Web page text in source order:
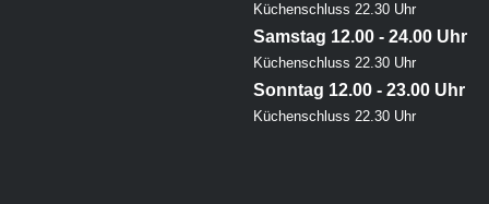
Küchenschluss 22.30 Uhr
Samstag 12.00 - 24.00 Uhr
Küchenschluss 22.30 Uhr
Sonntag 12.00 - 23.00 Uhr
Küchenschluss 22.30 Uhr